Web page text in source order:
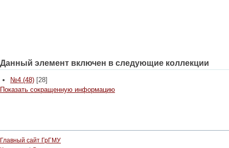
Данный элемент включен в следующие коллекции
№4 (48) [28]
Показать сокращенную информацию
Главный сайт ГрГМУ